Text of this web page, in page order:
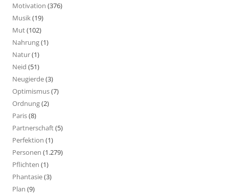
Motivation (376)
Musik(19)
Mut(102)
Nahrung(1)
Natur(1)
Neid (51)
Neugierde(3)
Optimismus(7)
Ordnung(2)
Paris(8)
Partnerschaft(5)
Perfektion (1)
Personen (1.279)
Pflichten (1)
Phantasie(3)
Plan (9)